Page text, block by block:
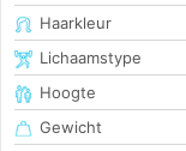
Haarkleur
Lichaamstype
Hoogte
Gewicht